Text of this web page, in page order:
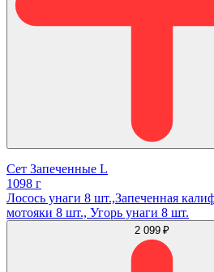
Сет Запеченные L
1098 г
Лосось унаги 8 шт.,Запеченная
мотояки 8 шт., Угорь унаги 8 шт.
2 099 ₽